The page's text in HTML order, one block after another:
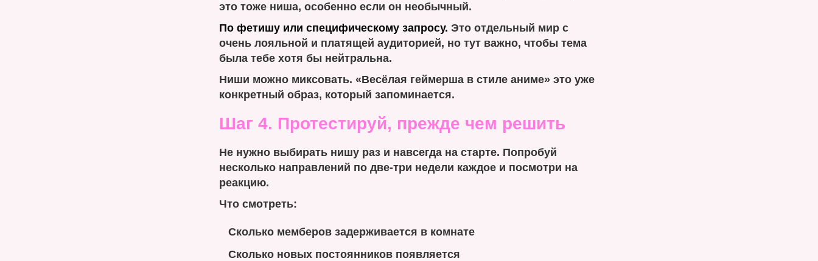
это тоже ниша, особенно если он необычный.
По фетишу или специфическому запросу. Это отдельный мир с
очень лояльной и платящей аудиторией, но тут важно, чтобы тема
была тебе хотя бы нейтральна.
Ниши можно миксовать. «Весёлая геймерша в стиле аниме» это уже
конкретный образ, который запоминается.
Шаг 4. Протестируй, прежде чем решить
Не нужно выбирать нишу раз и навсегда на старте. Попробуй
несколько направлений по две-три недели каждое и посмотри на
реакцию.
Что смотреть:
Сколько мемберов задерживается в комнате
Сколько новых постоянников появляется